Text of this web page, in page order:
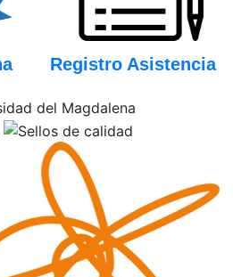
Registro Asistencia